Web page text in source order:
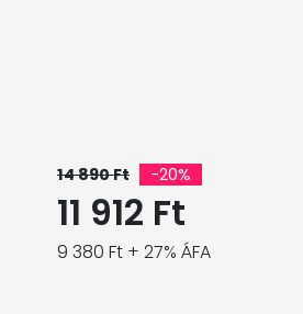
14 890 Ft -20%
11 912 Ft
9 380 Ft + 27% ÁFA